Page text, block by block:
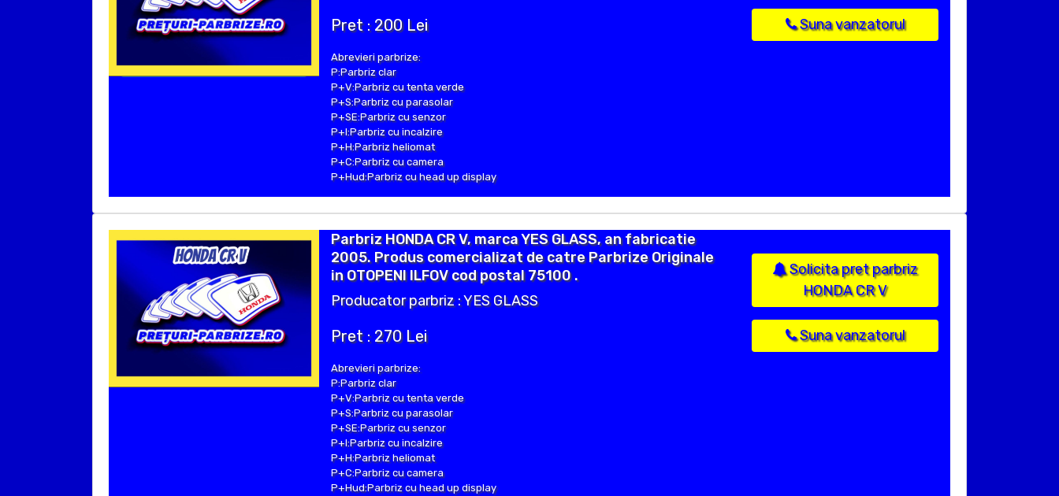
Pret : 200 Lei
Abrevieri parbrize:
P:Parbriz clar
P+V:Parbriz cu tenta verde
P+S:Parbriz cu parasolar
P+SE:Parbriz cu senzor
P+I:Parbriz cu incalzire
P+H:Parbriz heliomat
P+C:Parbriz cu camera
P+Hud:Parbriz cu head up display
Suna vanzatorul
Parbriz HONDA CR V, marca YES GLASS, an fabricatie
2005. Produs comercializat de catre Parbrize Originale
in OTOPENI ILFOV cod postal 75100 .
Producator parbriz : YES GLASS
Pret : 270 Lei
Abrevieri parbrize:
P:Parbriz clar
P+V:Parbriz cu tenta verde
P+S:Parbriz cu parasolar
P+SE:Parbriz cu senzor
P+I:Parbriz cu incalzire
P+H:Parbriz heliomat
P+C:Parbriz cu camera
P+Hud:Parbriz cu head up display
Solicita pret parbriz
HONDA CR V
Suna vanzatorul